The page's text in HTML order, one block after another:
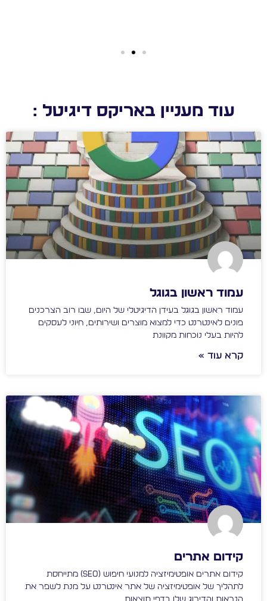
עוד מעניין באריקס דיגיטל :
עמוד ראשון בגוגל
עמוד ראשון בגוגל בעידן הדיגיטלי של היום, שבו רוב הצרכנים
פונים לאינטרנט כדי למצוא מוצרים ושירותים, חיוני לעסקים
להיות בעלי נוכחות מקוונת
קרא עוד »
קידום אתרים
קידום אתרים אופטימיזציה למנועי חיפוש (SEO) מתייחסת
לתהליך של אופטימיזציה של אתר אינטרנט על מנת לשפר את